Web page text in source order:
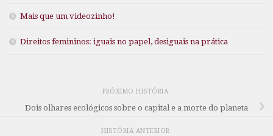
Mais que um videozinho!
Direitos femininos: iguais no papel, desiguais na prática
PRÓXIMO HISTÓRIA
Dois olhares ecológicos sobre o capital e a morte do planeta
HISTÓRIA ANTERIOR